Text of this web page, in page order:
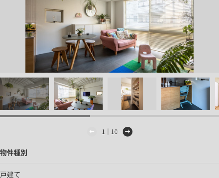
1｜10
物件種別
戸建て